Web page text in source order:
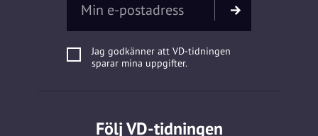
Jag godkänner att VD-tidningen
sparar mina uppgifter.
Följ VD-tidningen